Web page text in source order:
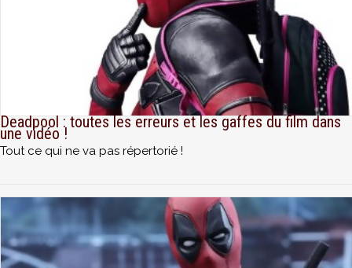
Deadpool : toutes les erreurs et les gaffes du film dans
une vidéo !
Tout ce qui ne va pas répertorié !